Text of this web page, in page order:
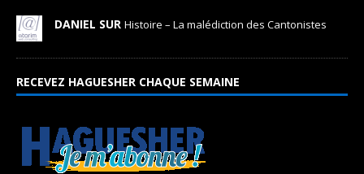
DANIEL SUR Histoire – La malédiction des Cantonistes
RECEVEZ HAGUESHER CHAQUE SEMAINE